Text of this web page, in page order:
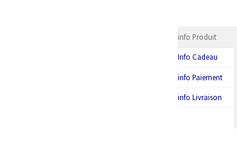
info Produit
Info Cadeau
info Paiement
info Livraison